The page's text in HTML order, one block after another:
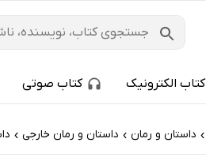
کتاب الکترونیک کتاب صوتی
› داستان و رمان › داستان و رمان خارجی ›